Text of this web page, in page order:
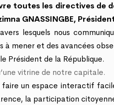
toutes les directives de
GNASSINGBE,
lesquels nous
mener et des avancées
Président de la République.
vitrine de notre capitale.
faire un espace interactif
la participation